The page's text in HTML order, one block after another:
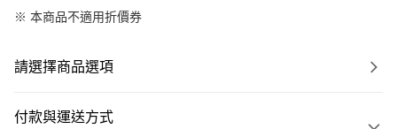
※ 本商品不適用折價券
請選擇商品選項
付款與運送方式